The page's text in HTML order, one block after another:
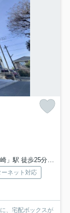
」駅 徒歩25分
ーネット対応
、宅配ボックスが